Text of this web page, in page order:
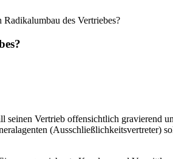
des Vertriebes?
Vertrieb offensichtlich gravierend
(Ausschließlichkeitsvertreter)